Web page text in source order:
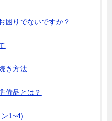
困りでないですか？
き方法
備品とは？
1~4)